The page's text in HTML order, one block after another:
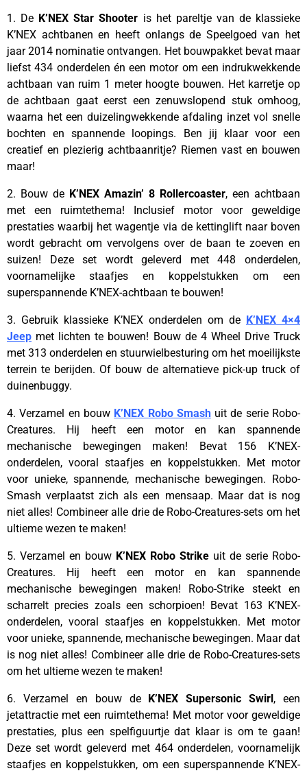
1. De K’NEX Star Shooter is het pareltje van de klassieke
K’NEX achtbanen en heeft onlangs de Speelgoed van het
jaar 2014 nominatie ontvangen. Het bouwpakket bevat maar
liefst 434 onderdelen én een motor om een indrukwekkende
achtbaan van ruim 1 meter hoogte bouwen. Het karretje op
de achtbaan gaat eerst een zenuwslopend stuk omhoog,
waarna het een duizelingwekkende afdaling inzet vol snelle
bochten en spannende loopings. Ben jij klaar voor een
creatief en plezierig achtbaanritje? Riemen vast en bouwen
maar!
2. Bouw de K’NEX Amazin’ 8 Rollercoaster, een achtbaan
met een ruimtethema! Inclusief motor voor geweldige
prestaties waarbij het wagentje via de kettinglift naar boven
wordt gebracht om vervolgens over de baan te zoeven en
suizen! Deze set wordt geleverd met 448 onderdelen,
voornamelijke staafjes en koppelstukken om een
superspannende K’NEX-achtbaan te bouwen!
3. Gebruik klassieke K’NEX onderdelen om de K’NEX 4×4
Jeep met lichten te bouwen! Bouw de 4 Wheel Drive Truck
met 313 onderdelen en stuurwielbesturing om het moeilijkste
terrein te berijden. Of bouw de alternatieve pick-up truck of
duinenbuggy.
4. Verzamel en bouw K’NEX Robo Smashuit de serie Robo-
Creatures. Hij heeft een motor en kan spannende
mechanische bewegingen maken! Bevat 156 K’NEX-
onderdelen, vooral staafjes en koppelstukken. Met motor
voor unieke, spannende, mechanische bewegingen. Robo-
Smash verplaatst zich als een mensaap. Maar dat is nog
niet alles! Combineer alle drie de Robo-Creatures-sets om het
ultieme wezen te maken!
5. Verzamel en bouw K’NEX Robo Strike uit de serie Robo-
Creatures. Hij heeft een motor en kan spannende
mechanische bewegingen maken! Robo-Strike steekt en
scharrelt precies zoals een schorpioen! Bevat 163 K’NEX-
onderdelen, vooral staafjes en koppelstukken. Met motor
voor unieke, spannende, mechanische bewegingen. Maar dat
is nog niet alles! Combineer alle drie de Robo-Creatures-sets
om het ultieme wezen te maken!
6. Verzamel en bouw de K’NEX Supersonic Swirl, een
jetattractie met een ruimtethema! Met motor voor geweldige
prestaties, plus een spelfiguurtje dat klaar is om te gaan!
Deze set wordt geleverd met 464 onderdelen, voornamelijk
staafjes en koppelstukken, om een superspannende K’NEX-